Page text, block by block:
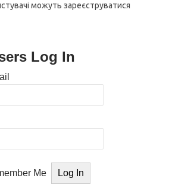
можуть зареєструватися
Log In
Me